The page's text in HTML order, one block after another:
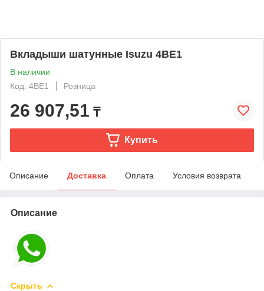
Вкладыши шатунные Isuzu 4BE1
В наличии
Код: 4BE1
Розница
26 907,51 ₸
Купить
Описание Доставка Оплата Условия возврата
Описание
Скрыть